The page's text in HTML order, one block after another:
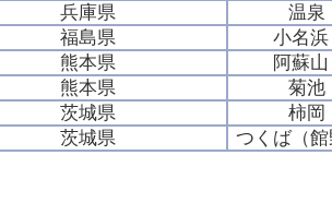
兵庫県
温泉
福島県
小名
熊本県
阿蘇
熊本県
菊池
茨城県
柿岡
茨城県 つくば（